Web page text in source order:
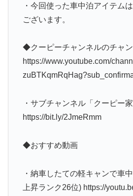
・今回使った車中泊アイテム
ございます。
◆クーピーチャンネルのチャ
https://www.youtube.com/
・サブチャンネル「クーピー家
https://bit.ly/2JmeRmm
◆おすすめ動画
・納車したての軽キャンで車
上昇ランク26位) https://